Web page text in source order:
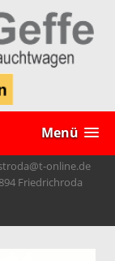
Menü
online.de
Friedrichroda